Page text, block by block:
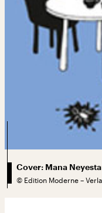
Cover: Mana
© Edition Moderne –